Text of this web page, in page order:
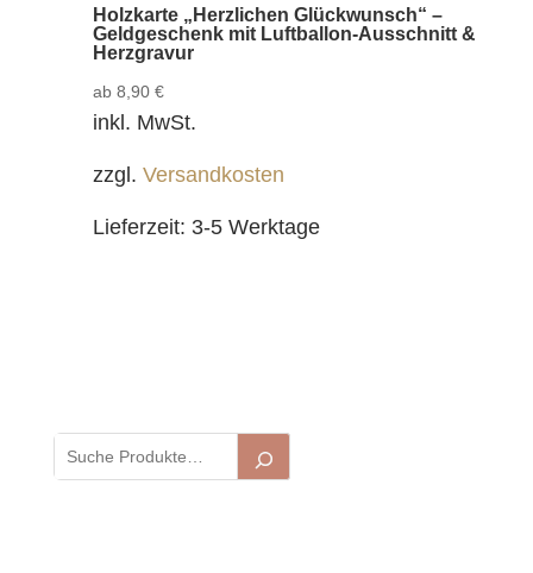
Holzkarte „Herzlichen Glückwunsch“ –
Geldgeschenk mit Luftballon-Ausschnitt &
Herzgravur
ab 8,90 €
inkl. MwSt.
zzgl. Versandkosten
Lieferzeit: 3-5 Werktage